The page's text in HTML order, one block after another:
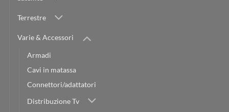
Terrestre
Varie & Accessori
Armadi
Cavi in matassa
Connettori/adattatori
Distribuzione Tv